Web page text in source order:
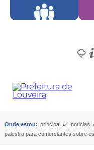
Onde estou: principal » notícias
palestra para comerciantes sobre